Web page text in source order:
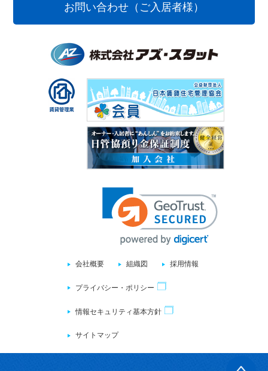
お問い合わせ（ご入居者様）
会社概要 組織図 採用情報
プライバシー・ポリシー
情報セキュリティ基本方針
サイトマップ